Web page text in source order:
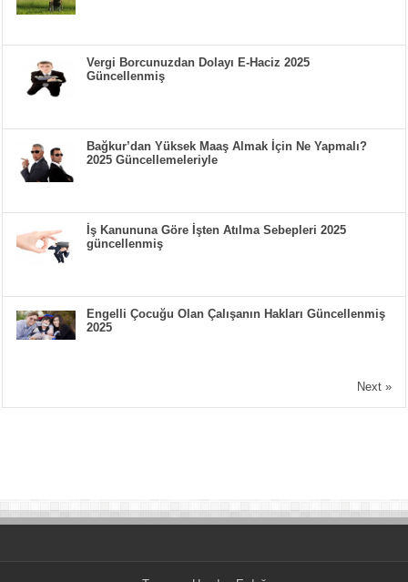
Vergi Borcunuzdan Dolayı E-Haciz 2025
Güncellenmiş
Bağkur’dan Yüksek Maaş Almak İçin Ne Yapmalı?
2025 Güncellemeleriyle
İş Kanununa Göre İşten Atılma Sebepleri 2025
güncellenmiş
Engelli Çocuğu Olan Çalışanın Hakları Güncellenmiş
2025
Next »